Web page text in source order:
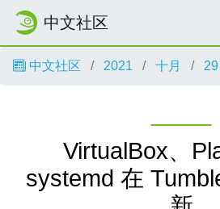
中文社区
中文社区 2021 十月 29
VirtualBox、
systemd 在